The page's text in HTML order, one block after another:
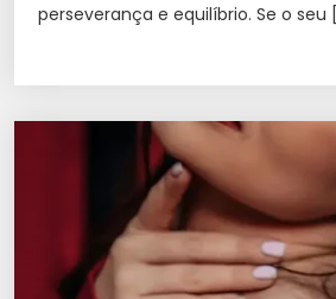
perseverança e equilíbrio. Se o seu